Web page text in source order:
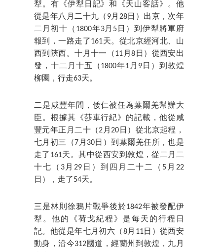
犁。有《伊犁日記》和《天山客話》。他
從是年八月二十九（9月28日）出京，次年
二月初十（1800年3月5日）到伊犁將軍府
報到，一路走了161天。從北京經河北、山
西到陝西。十月十一（11月8日）從西安出
發，十二月十五（1800年1月9日）到敦煌
柳園，行走63天。
二是咸豐年間，倭仁被任為葉爾羌幫辦大
臣。根據其《莎車行紀》的記載，他從咸
豐元年正月二十（2月20日）從北京起程，
七月初三（7月30日）到葉爾羌任所，也是
走了161天。其中從西安到敦煌，從二月二
十七（3月29日）到四月二十二（5月22
日），走了54天。
三是林則徐鴉片戰爭後於1842年被發配伊
犁。他的《荷戈紀程》是每天的行程日
記。他從是年七月初六（8月11日）從西安
動身，沿今312國道，經蘭州到敦煌，九月